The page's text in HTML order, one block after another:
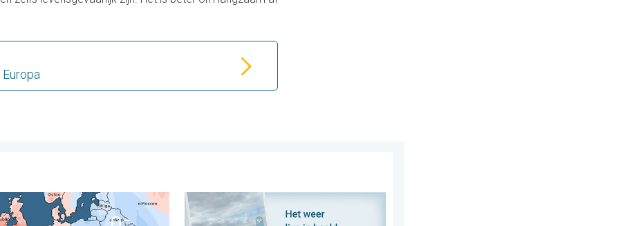
. . vrijdag 31 juli 2026
weersverschillen in juli. Tweedeling Europa. . . maandag 3 augustus 2026Impressies maken, momenten delen. Deel wat je ziet!. . . zondag 2 augustus 2026